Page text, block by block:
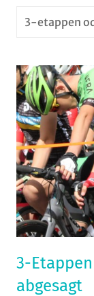
Suchen
3-
abgesagt